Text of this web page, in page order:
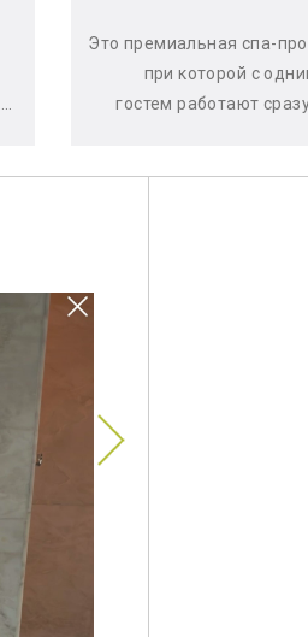
Это премиальная спа-
при которой с
гостем работают